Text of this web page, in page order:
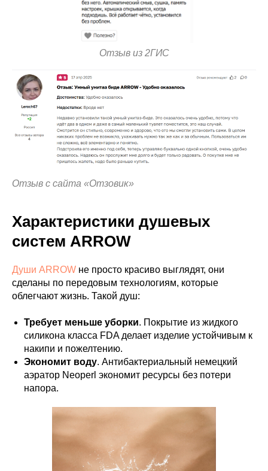
Отзыв из 2ГИС
Отзыв с сайта «Отзовик»
Характеристики душевых
систем ARROW
Души ARROW не просто красиво выглядят, они
сделаны по передовым технологиям, которые
облегчают жизнь. Такой душ:
Требует меньше уборки. Покрытие из жидкого
силикона класса FDA делает изделие устойчивым к
накипи и пожелтению.
Экономит воду. Антибактериальный немецкий
аэратор Neoperl экономит ресурсы без потери
напора.